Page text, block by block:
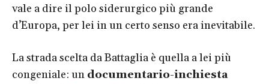
vale a dire il polo siderurgico più grande
d’Europa, per lei in un certo senso era inevitabile.
La strada scelta da Battaglia è quella a lei più
congeniale: un documentario-inchiesta